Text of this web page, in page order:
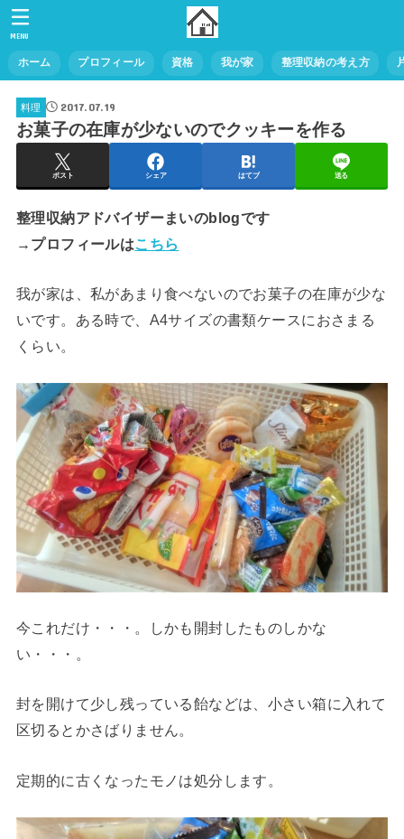
ホーム プロフィール 資格 我が家 整理収納の考え方
MENU
料理 2017.07.19
お菓子の在庫が少ないのでクッキーを作る
ポスト シェア はてブ 送る
整理収納アドバイザーまいのblogです
→プロフィールはこちら
我が家は、私があまり食べないのでお菓子の在庫が少な
いです。ある時で、A4サイズの書類ケースにおさまる
くらい。
今これだけ・・・。しかも開封したものしかな
い・・・。
封を開けて少し残っている飴などは、小さい箱に入れて
区切るとかさばりません。
定期的に古くなったモノは処分します。